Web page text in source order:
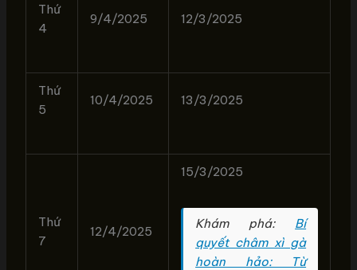
Thứ
4
9/4/2025 12/3/2025
Thứ
5
10/4/2025 13/3/2025
Thứ
7
12/4/2025
15/3/2025
Khám phá: Bí
quyết châm xì gà
hoàn hảo: Từ